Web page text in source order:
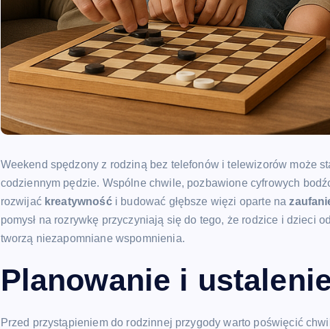
Weekend spędzony z rodziną bez telefonów i telewizorów może
codziennym pędzie. Wspólne chwile, pozbawione cyfrowych
rozwijać kreatywnośći budować głębsze więzi oparte na
pomysł na rozrywkę przyczyniają się do tego, że rodzice i dzieci
tworzą niezapomniane wspomnienia.
Planowanie i
Przed przystąpieniem do rodzinnej przygody warto poświęcić